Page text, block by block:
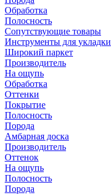
Обработка
Полосность
Сопутствующие товары
Инструменты для укладки
Широкий паркет
Производитель
На ощупь
Обработка
Оттенки
Покрытие
Полосность
Порода
Амбарная доска
Производитель
Оттенок
На ощупь
Полосность
Порода